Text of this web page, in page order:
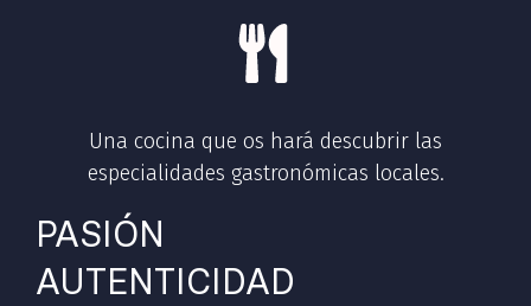
Una cocina que os hará descubrir las
especialidades gastronómicas locales.
PASIÓN
AUTENTICIDAD